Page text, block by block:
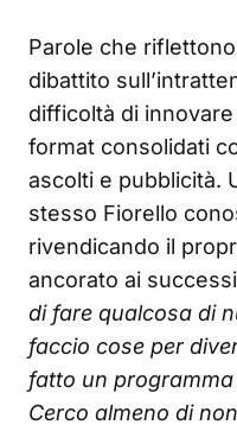
Parole che
dibattito
difficoltà di
format consolidati
ascolti e pubblicità.
stesso Fiorello
rivendicando il
ancorato ai
di fare qualcosa di
faccio cose per
fatto un
Cerco almeno di